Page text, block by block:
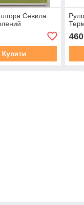
Севила
Купити
460